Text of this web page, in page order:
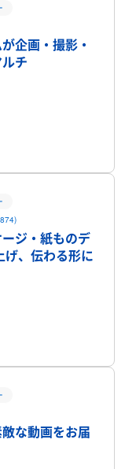
企画・撮影・
チ
ジ・紙ものデ
げ、伝わる形に
な動画をお届